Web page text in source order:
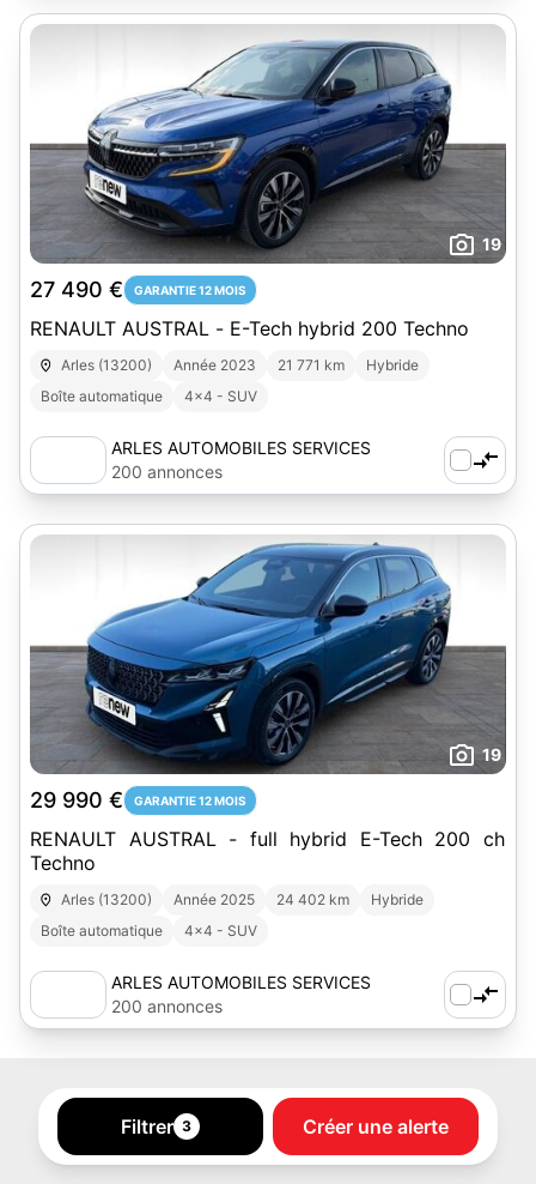
19
27 490 € GARANTIE 12 MOIS
RENAULT AUSTRAL - E-Tech hybrid 200 Techno
Arles (13200) Année 2023 21 771 km
Hybride
Boîte automatique
4x4 - SUV
ARLES AUTOMOBILES SERVICES
200 annonces
19
29 990 € GARANTIE 12 MOIS
RENAULT AUSTRAL - full hybrid E-Tech 200 ch
Techno
Arles (13200) Année 2025 24 402 km
Hybride
Boîte automatique
4x4 - SUV
ARLES AUTOMOBILES SERVICES
200 annonces
Filtrer 3 Créer une alerte